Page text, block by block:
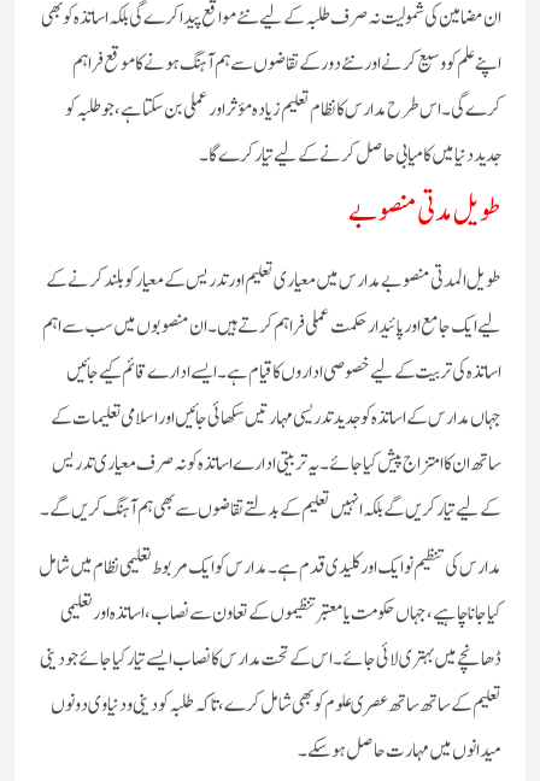
ان مضامین کی شمولیت نہ صرف طلبہ کے لیے نئے مواقع پیدا کرے گی بلکہ اساتذہ کو بھی
اپنے علم کو وسیع کرنے اور نئے دور کے تقاضوں سے ہم آہنگ ہونے کا موقع فراہم
کرے گی۔ اس طرح مدارس کا نظام تعلیم زیادہ مؤثر اور عملی بن سکتا ہے، جو طلبہ کو
جدید دنیا میں کامیابی حاصل کرنے کے لیے تیار کرے گا۔
طویل مدتی منصوبے
طویل المدتی منصوبے مدارس میں معیاری تعلیم اور تدریس کے معیار کو بلند کرنے کے
لیے ایک جامع اور پائیدار حکمت عملی فراہم کرتے ہیں۔ ان منصوبوں میں سب سے اہم
اساتذہ کی تربیت کے لیے خصوصی اداروں کا قیام ہے۔ ایسے ادارے قائم کیے جائیں
جہاں مدارس کے اساتذہ کو جدید تدریسی مہارتیں سکھائی جائیں اور اسلامی تعلیمات کے
ساتھ ان کا امتزاج پیش کیا جائے۔ یہ تربیتی ادارے اساتذہ کو نہ صرف معیاری تدریس
کے لیے تیار کریں گے بلکہ انہیں تعلیم کے بدلتے تقاضوں سے بھی ہم آہنگ کریں گے۔
مدارس کی تنظیم نو ایک اور کلیدی قدم ہے۔ مدارس کو ایک مربوط تعلیمی نظام میں شامل
کیا جانا چاہیے، جہاں حکومت یا معتبر تنظیموں کے تعاون سے نصاب، اساتذہ اور تعلیمی
ڈھانچے میں بہتری لائی جائے۔ اس کے تحت مدارس کا نصاب ایسے تیار کیا جائے جو دینی
تعلیم کے ساتھ ساتھ عصری علوم کو بھی شامل کرے، تاکہ طلبہ کو دینی و دنیاوی دونوں
میدانوں میں مہارت حاصل ہو سکے۔